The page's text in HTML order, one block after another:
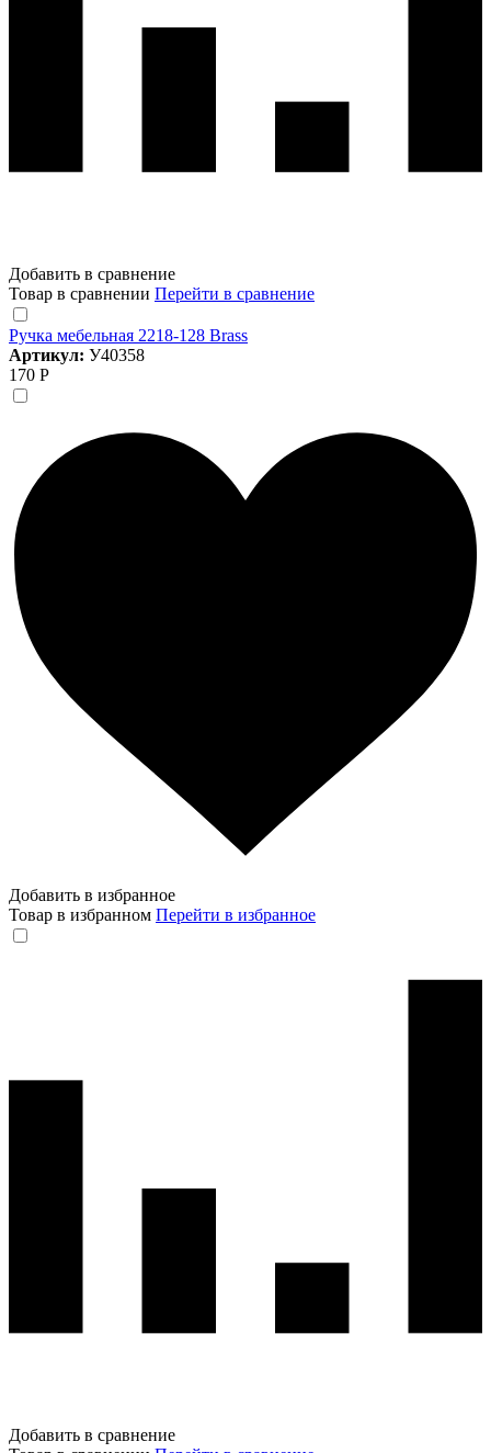
Добавить в сравнение
Товар в сравнении Перейти в сравнение
Ручка мебельная 2218-128 Brass
Артикул: У40358
170 Р
Добавить в избранное
Товар в избранном Перейти в избранное
Добавить в сравнение